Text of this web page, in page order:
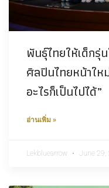
พันธุ์ไทยให้เด็กรุ่
ศิลปินไทยหน้าใ
อะไรก็เป็นไปได้”
อ่านเพิ่ม »
Lekbluearrow June 29,